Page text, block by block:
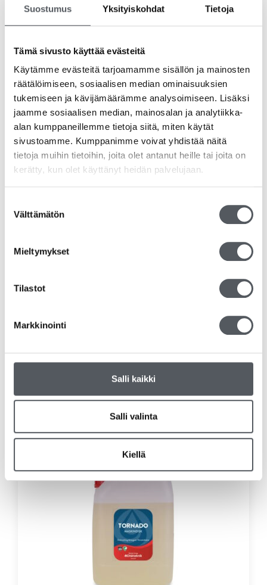
Suostumus Yksityiskohdat Tietoja
Tämä sivusto käyttää evästeitä
Käytämme evästeitä tarjoamamme sisällön ja mainosten
räätälöimiseen, sosiaalisen median ominaisuuksien
tukemiseen ja kävijämäärämme analysoimiseen. Lisäksi
jaamme sosiaalisen median, mainosalan ja analytiikka-
alan kumppaneillemme tietoja siitä, miten käytät
sivustoamme. Kumppanimme voivat yhdistää näitä
tietoja muihin tietoihin, joita olet antanut heille tai joita on
kerätty, kun olet käyttänyt heidän palvelujaan.
valinta
Välttämätön
Mieltymykset
Tilastot
Markkinointi
Salli kaikki
Salli valinta
Kiellä
ympäristövaikutusten osalta. Se toimii indikaationa
Lisää tuotteesta voit lukea täältä:
Vileda Swep r-MicroCombi Tuotetiedot
Tutustu myös
Suodatinpaperi valkaisematon 110mm 1000kpl/ltk
Lisää ostoskoriin